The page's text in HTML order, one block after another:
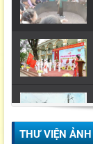
THƯ VIỆN ẢNH